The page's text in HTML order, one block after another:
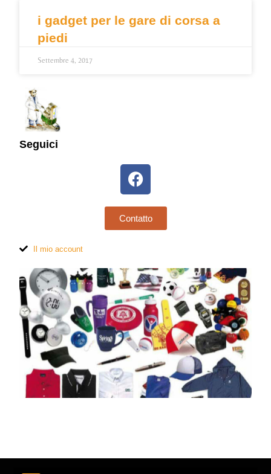
i gadget per le gare di corsa a
piedi
Settembre 4, 2017
Seguici
Contatto
Il mio account